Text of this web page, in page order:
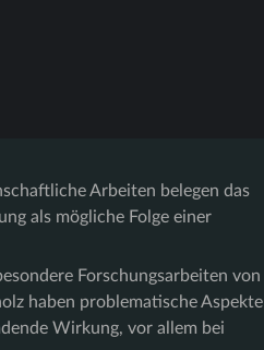
Arbeiten belegen das
als mögliche Folge einer
Forschungsarbeiten von
haben problematische Aspekte
Wirkung, vor allem bei